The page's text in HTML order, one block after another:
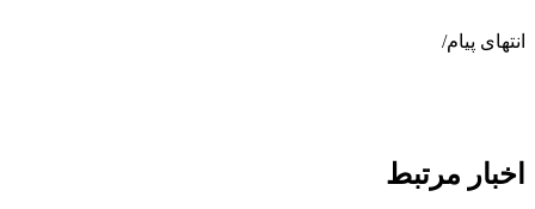
انتهای پیام/
اخبار مرتبط